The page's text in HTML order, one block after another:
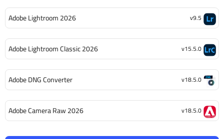
Adobe Lightroom 2026 v9.5
Adobe Lightroom Classic 2026 v15.5.0
Adobe DNG Converter v18.5.0
Adobe Camera Raw 2026 v18.5.0